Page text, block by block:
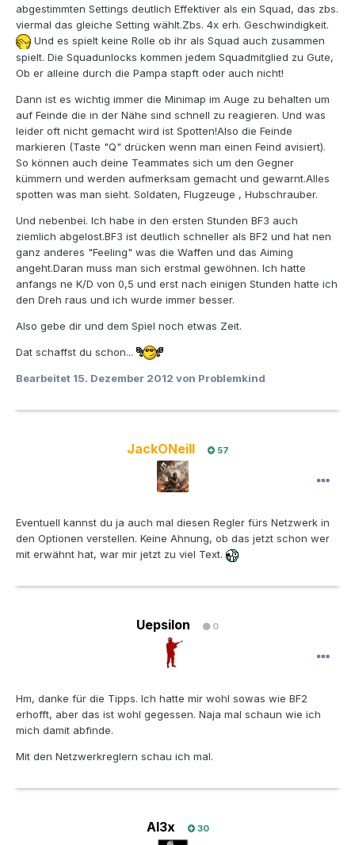
abgestimmten Settings deutlich Effektiver als ein Squad, das zbs.
viermal das gleiche Setting wählt.Zbs. 4x erh. Geschwindigkeit.
Und es spielt keine Rolle ob ihr als Squad auch zusammen
spielt. Die Squadunlocks kommen jedem Squadmitglied zu Gute,
Ob er alleine durch die Pampa stapft oder auch nicht!
Dann ist es wichtig immer die Minimap im Auge zu behalten um
auf Feinde die in der Nähe sind schnell zu reagieren. Und was
leider oft nicht gemacht wird ist Spotten!Also die Feinde
markieren (Taste "Q" drücken wenn man einen Feind avisiert).
So können auch deine Teammates sich um den Gegner
kümmern und werden aufmerksam gemacht und gewarnt.Alles
spotten was man sieht. Soldaten, Flugzeuge , Hubschrauber.
Und nebenbei. Ich habe in den ersten Stunden BF3 auch
ziemlich abgelost.BF3 ist deutlich schneller als BF2 und hat nen
ganz anderes "Feeling" was die Waffen und das Aiming
angeht.Daran muss man sich erstmal gewöhnen. Ich hatte
anfangs ne K/D von 0,5 und erst nach einigen Stunden hatte ich
den Dreh raus und ich wurde immer besser.
Also gebe dir und dem Spiel noch etwas Zeit.
Dat schaffst du schon...
Bearbeitet 15. Dezember 2012 von Problemkind
JackONeill 57
Eventuell kannst du ja auch mal diesen Regler fürs Netzwerk in
den Optionen verstellen. Keine Ahnung, ob das jetzt schon wer
mit erwähnt hat, war mir jetzt zu viel Text.
Uepsilon 0
Hm, danke für die Tipps. Ich hatte mir wohl sowas wie BF2
erhofft, aber das ist wohl gegessen. Naja mal schaun wie ich
mich damit abfinde.
Mit den Netzwerkreglern schau ich mal.
Al3x 30